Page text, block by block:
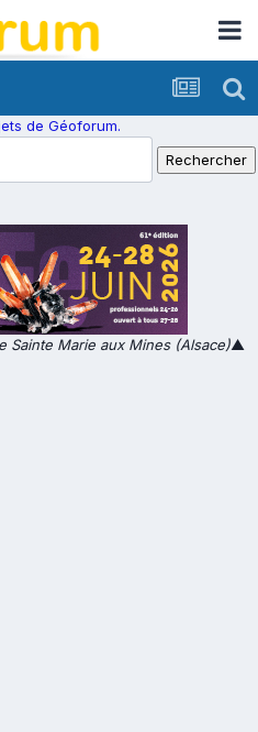
de Géoforum.
Sainte Marie aux Mines (Alsace)▲